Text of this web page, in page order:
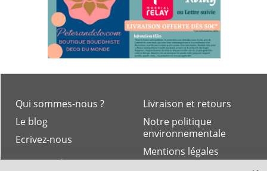
Livraison et retours
Notre politique
environnementale
Mentions légales
Qui sommes-nous ?
Le blog
Ecrivez-nous
Horaires d'Ouverture -